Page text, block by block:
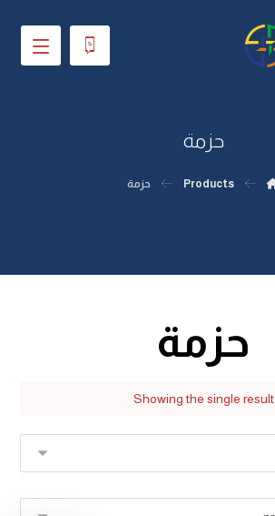
حزمة
Products حزمة
حزمة
Showing the single result